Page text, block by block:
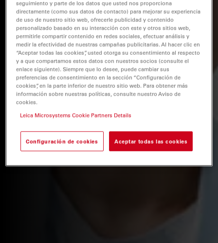
seguimiento y parte de los datos que usted nos proporciona
directamente (como sus datos de contacto) para mejorar su experiencia
de uso de nuestro sitio web, ofrecerle publicidad y contenido
personalizado basado en su interacción con este y otros sitios web,
permitirle compartir contenido en redes sociales, efectuar análisis y
medir la efectividad de nuestras campañas publicitarias. Al hacer clic en
“Aceptar todas las cookies”, usted otorga su consentimiento al respecto
y a que compartamos estos datos con nuestros socios (consulte el
enlace siguiente). Siempre que lo desee, puede cambiar sus
preferencias de consentimiento en la sección “Configuración de
cookies”, en la parte inferior de nuestro sitio web. Para obtener más
información sobre nuestras políticas, consulte nuestro Aviso de
cookies.
Leica Microsystems Cookie Partners Details
Configuración de cookies Aceptar todas las cookies